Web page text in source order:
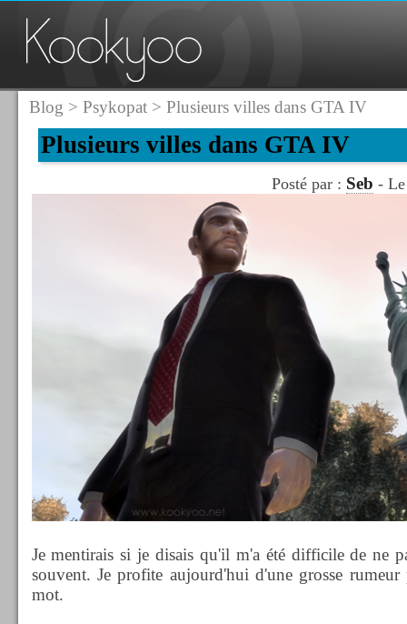
Blog > Psykopat> Plusieurs villes dans GTA IV
Plusieurs villes dans GTA IV
Posté par : Seb -
Je mentirais si je disais qu'il m'a été difficile de ne
souvent. Je profite aujourd'hui d'une grosse
mot.